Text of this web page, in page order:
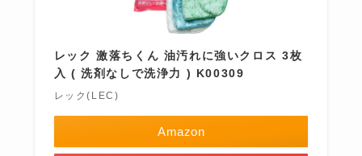
レック 激落ちくん 油汚れに強いクロス 3枚
入 ( 洗剤なしで洗浄力 ) K00309
レック(LEC)
Amazon